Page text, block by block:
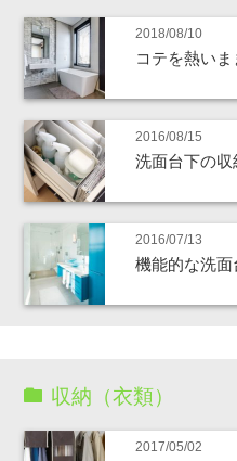
2018/08/10
コテを熱い
2016/08/15
洗面台下の収
2016/07/13
機能的な洗
収納（衣類）
2017/05/02